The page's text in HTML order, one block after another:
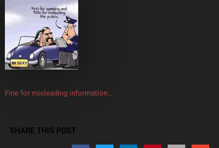
Fine for misleading information…
SHARE THIS POST